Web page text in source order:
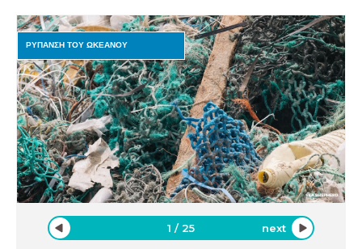
ΡΥΠΑΝΣΗ ΤΟΥ ΩΚΕΑΝΟΥ
1 /25 next